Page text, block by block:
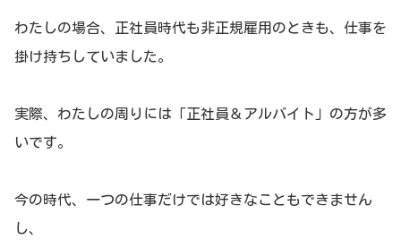
わたしの場合、正社員時代も非正規雇用のときも、仕事を
掛け持ちしていました。
実際、わたしの周りには「正社員＆アルバイト」の方が多
いです。
今の時代、一つの仕事だけでは好きなこともできません
し、